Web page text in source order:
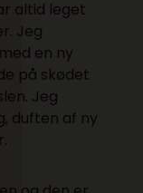
altid leget
Jeg
en ny
på skødet
Jeg
duften af ny